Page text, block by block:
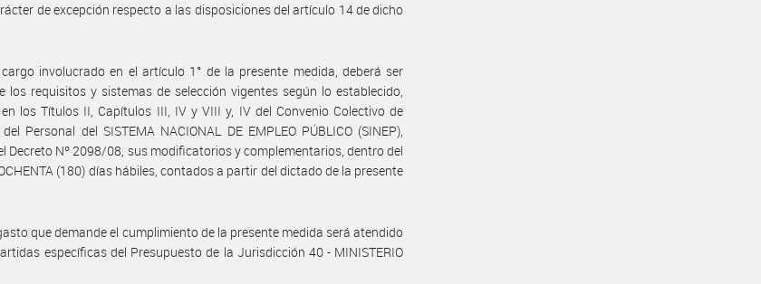
de excepción respecto a las disposiciones del artículo 14 de dicho
cargo involucrado en el artículo 1° de la presente medida, deberá ser
los requisitos y sistemas de selección vigentes según lo establecido,
los Títulos II, Capítulos III, IV y VIII y, IV del Convenio Colectivo de
Personal del SISTEMA NACIONAL DE EMPLEO PÚBLICO (SINEP),
Decreto Nº 2098/08, sus modificatorios y complementarios, dentro del
(180) días hábiles, contados a partir del dictado de la presente
que demande el cumplimiento de la presente medida será atendido
específicas del Presupuesto de la Jurisdicción 40 - MINISTERIO